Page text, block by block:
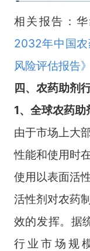
相关报告：
2032年中国
风险评估报告》
四、 农药助剂
1、全球农药
由于市场上大
性能和使用时
使用以表面活
活性剂对农药
效的发挥。据
行业市场规